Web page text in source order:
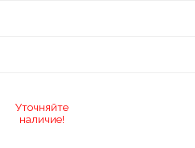
Уточняйте
наличие!